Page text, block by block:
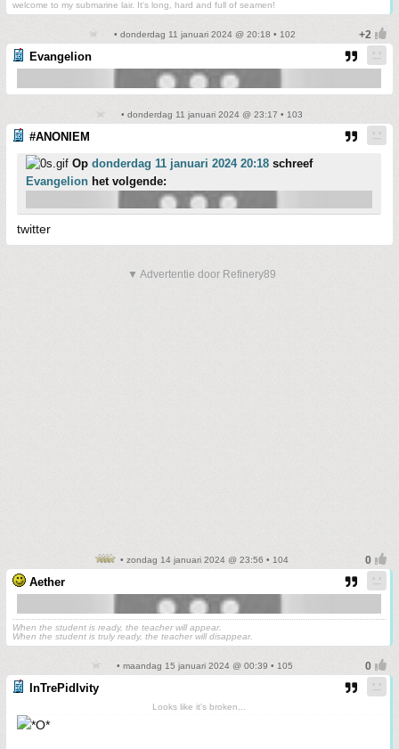
welcome to my submarine lair. It's long, hard and full of seamen!
• donderdag 11 januari 2024 @ 20:18 • 102
Evangelion
• donderdag 11 januari 2024 @ 23:17 • 103
#ANONIEM
Op donderdag 11 januari 2024 20:18 schreef
Evangelion het volgende:
twitter
▼ Advertentie door Refinery89
• zondag 14 januari 2024 @ 23:56 • 104
Aether
When the student is ready, the teacher will appear.
When the student is truly ready, the teacher will disappear.
• maandag 15 januari 2024 @ 00:39 • 105
InTrePidIvity
Looks like it's broken...